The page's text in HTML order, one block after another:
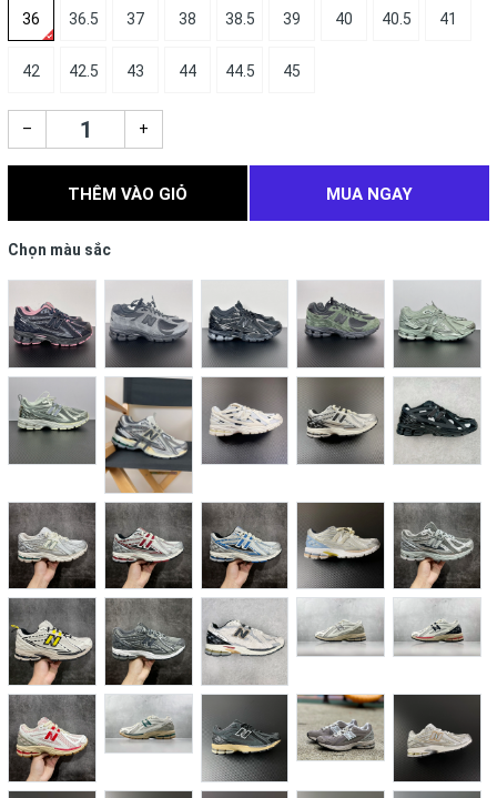
36 36.5 37 38 38.5 39 40 40.5 41
42 42.5 43 44 44.5 45
– +
THÊM VÀO GIỎ MUA NGAY
Chọn màu sắc